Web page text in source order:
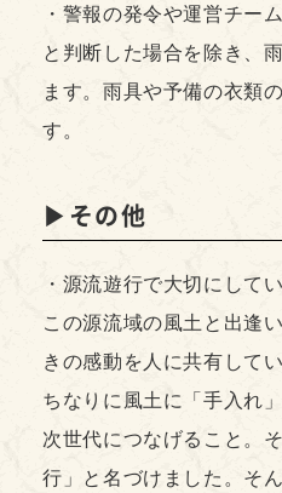
・警報の発令や運営チー
と判断した場合を除き、
ます。雨具や予備の衣類
す。
▶︎その他
・源流遊行で大切にして
この源流域の風土と出逢
きの感動を人に共有して
ちなりに風土に「手入れ
次世代につなげること。
行」と名づけました。そ